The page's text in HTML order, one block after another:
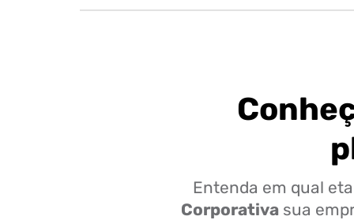
Entenda em qual
Corporativa sua